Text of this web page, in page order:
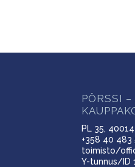
PÖRSSI
PL 35,
+358 40 483
toimisto/
Y-tunnus/ID